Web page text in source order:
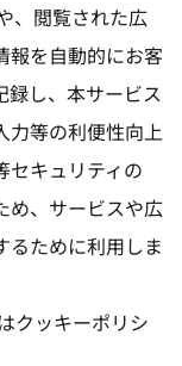
、閲覧された広
報を自動的にお客
録し、本サービス
力等の利便性向上
セキュリティの
め、サービスや広
るために利用しま
クッキーポリシ